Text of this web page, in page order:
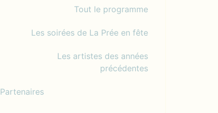
Tout le programme
Les soirées de La Prée en fête
Les artistes des années
précédentes
Partenaires